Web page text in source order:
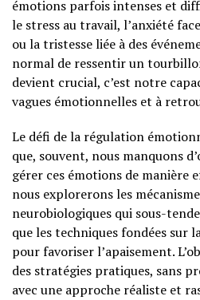
émotions parfois intenses et
le stress au travail, l’anxiété
ou la tristesse liée à des
normal de ressentir un
devient crucial, c’est notre
vagues émotionnelles et à
Le défi de la régulation
que, souvent, nous manquons
gérer ces émotions de manière
nous explorerons les
neurobiologiques qui sous-
que les techniques fondées sur
pour favoriser l’apaisement.
des stratégies pratiques, sans
avec une approche réaliste et